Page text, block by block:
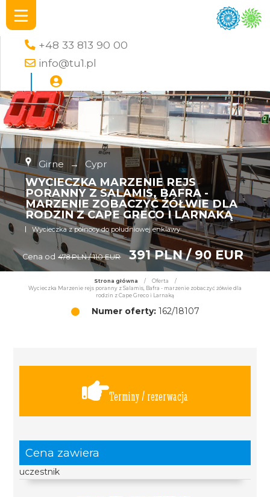
+48 33 813 90 00
info@tu1.pl
Girne → Cypr
WYCIECZKA MARZENIE REJS
PORANNY Z SALAMIS, BAFRA -
MARZENIE ZOBACZYĆ ŻÓŁWIE DLA
RODZIN Z CAPE GRECO I LARNAKĄ
Wycieczka z północy do południowej enklawy
Cena od 478 PLN / 110 EUR 391 PLN / 90 EUR
Strona główna / Oferta
/
Wycieczka Marzenie rejs poranny z Salamis, Bafra - marzenie zobaczyć żółwie dla
rodzin z Cape Greco i Larnaką
Numer oferty:162/18107
Terminy / rezerwacja
Cena zawiera
uczestnik